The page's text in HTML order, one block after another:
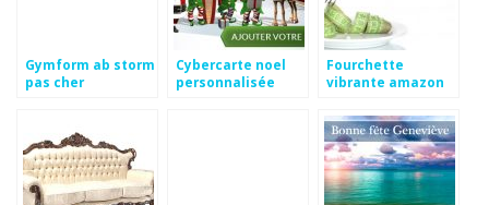
Gymform ab storm
pas cher
Cybercarte noel
personnalisée
Fourchette
vibrante amazon